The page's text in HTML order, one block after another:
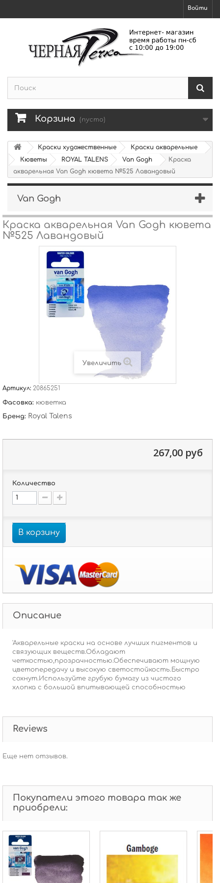
Войти
Корзина (пусто)
Краски художественные
Краски акварельные
Кюветы
ROYAL TALENS Van Gogh
Краска
акварельная Van Gogh кювета №525 Лавандовый
Van Gogh
Краска акварельная Van Gogh кювета
№525 Лавандовый
Увеличить
Артикул: 20865251
Фасовка: кюветка
Бренд: Royal Talens
267,00 руб
Количество
В корзину
Описание
'Акварельные краски на основе лучших пигментов и
связующих веществ.Обладают
четкостью,прозрачностью.Обеспечивают мощную
цветопередачу и высокую светостойкость.Быстро
сохнут.Используйте грубую бумагу из чистого
хлопка с большой впитывающей способностью
Reviews
Еще нет отзывов.
Покупатели этого товара так же
приобрели: